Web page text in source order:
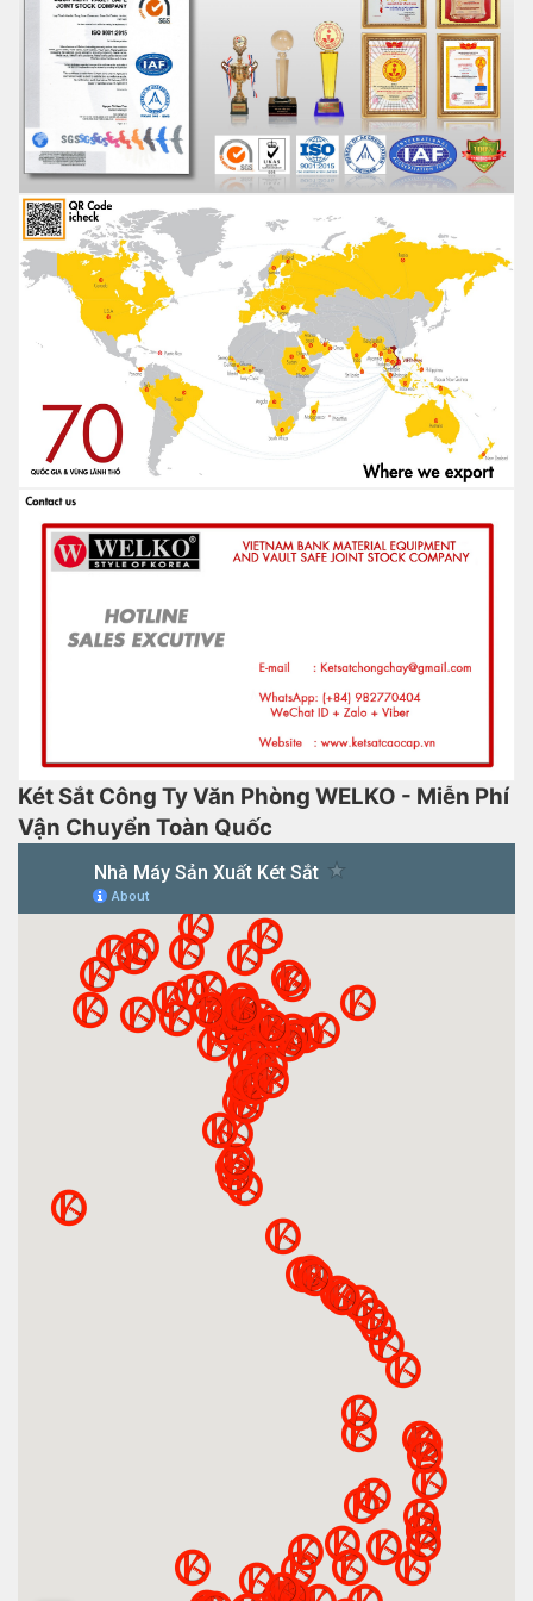
Két Sắt Công Ty Văn Phòng WELKO - Miễn Phí
Vận Chuyển Toàn Quốc